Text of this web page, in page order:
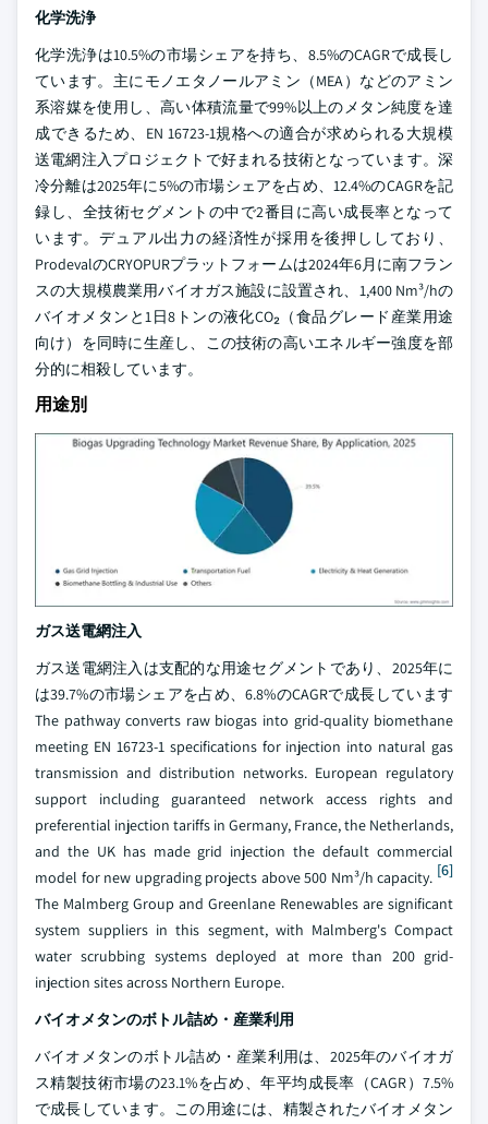
化学洗浄
化学洗浄は10.5%の市場シェアを持ち、8.5%のCAGRで成長し
ています。主にモノエタノールアミン（MEA）などのアミン
系溶媒を使用し、高い体積流量で99%以上のメタン純度を達
成できるため、EN 16723-1規格への適合が求められる大規模
送電網注入プロジェクトで好まれる技術となっています。深
冷分離は2025年に5%の市場シェアを占め、12.4%のCAGRを記
録し、全技術セグメントの中で2番目に高い成長率となって
います。デュアル出力の経済性が採用を後押ししており、
ProdevalのCRYOPURプラットフォームは2024年6月に南フラン
スの大規模農業用バイオガス施設に設置され、1,400 Nm³/hの
バイオメタンと1日8トンの液化CO₂（食品グレード産業用途
向け）を同時に生産し、この技術の高いエネルギー強度を部
分的に相殺しています。
用途別
ガス送電網注入
ガス送電網注入は支配的な用途セグメントであり、2025年に
は39.7%の市場シェアを占め、6.8%のCAGRで成長しています
The pathway converts raw biogas into grid-quality biomethane
meeting EN 16723-1 specifications for injection into natural gas
transmission and distribution networks. European regulatory
support including guaranteed network access rights and
preferential injection tariffs in Germany, France, the Netherlands,
and the UK has made grid injection the default commercial
model for new upgrading projects above 500 Nm³/h capacity. [6]
The Malmberg Group and Greenlane Renewables are significant
system suppliers in this segment, with Malmberg's Compact
water scrubbing systems deployed at more than 200 grid-
injection sites across Northern Europe.
バイオメタンのボトル詰め・産業利用
バイオメタンのボトル詰め・産業利用は、2025年のバイオガ
ス精製技術市場の23.1%を占め、年平均成長率（CAGR）7.5%
で成長しています。この用途には、精製されたバイオメタン